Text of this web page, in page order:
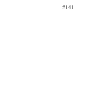
#141